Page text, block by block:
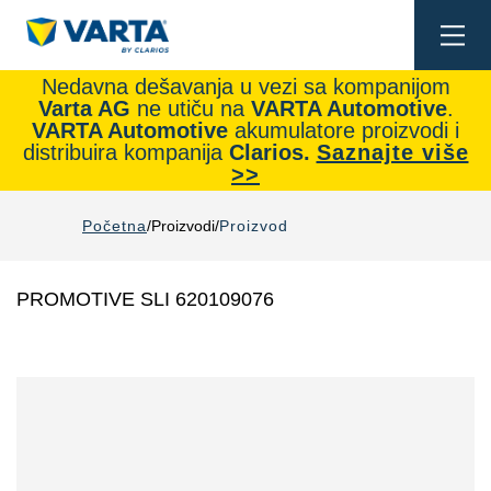
Nedavna dešavanja u vezi sa kompanijom
Varta AG ne utiču na VARTA Automotive.
VARTA Automotive akumulatore proizvodi i
distribuira kompanija Clarios. Saznajte više
>>
Početna Proizvodi Proizvod
PROMOTIVE SLI 620109076